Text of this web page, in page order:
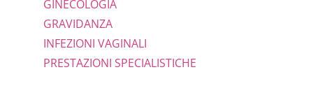
GINECOLOGIA
GRAVIDANZA
INFEZIONI VAGINALI
PRESTAZIONI SPECIALISTICHE